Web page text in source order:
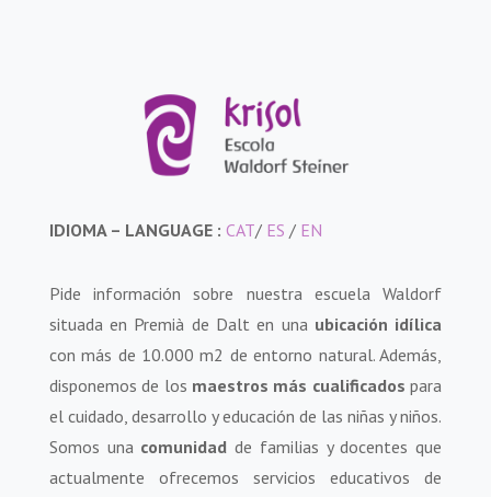
IDIOMA – LANGUAGE : CAT/ ES / EN
Pide información sobre nuestra escuela Waldorf
situada en Premià de Dalt en una ubicación idílica
con más de 10.000 m2 de entorno natural. Además,
disponemos de los maestros más cualificados para
el cuidado, desarrollo y educación de las niñas y niños.
Somos una comunidad de familias y docentes que
actualmente ofrecemos servicios educativos de